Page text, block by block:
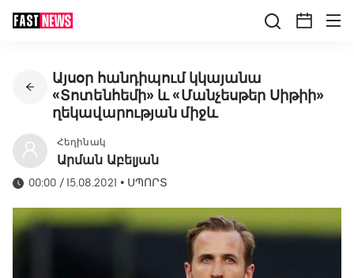
Այսօր հանդիպում կկայանա
«Տոտենհեմի» և «Մանչեսթեր Սիթիի»
ղեկավարության միջև
Հեղինակ
Արման Աբելյան
00:00 / 15.08.2021 • ՍՊՈՐՏ